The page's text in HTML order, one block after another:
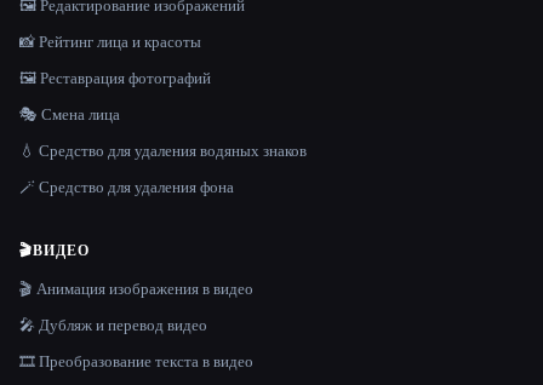
🖼️ Редактирование изображений
📸 Рейтинг лица и красоты
🖼️ Реставрация фотографий
🎭 Смена лица
💧 Средство для удаления водяных знаков
🪄 Средство для удаления фона
🎬ВИДЕО
🎬 Анимация изображения в видео
🎤 Дубляж и перевод видео
🎞️ Преобразование текста в видео